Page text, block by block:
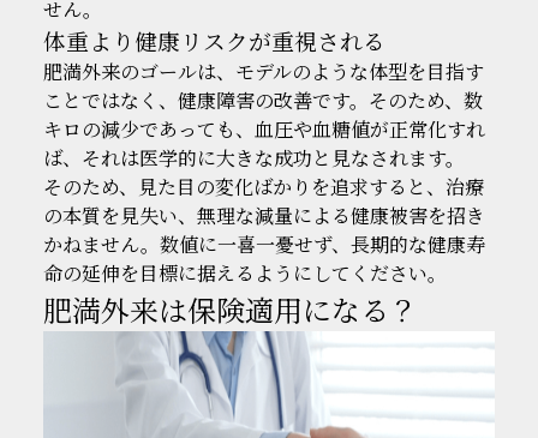
せん。
体重より健康リスクが重視される
肥満外来のゴールは、モデルのような体型を目指す
ことではなく、健康障害の改善です。そのため、数
キロの減少であっても、血圧や血糖値が正常化すれ
ば、それは医学的に大きな成功と見なされます。
そのため、見た目の変化ばかりを追求すると、治療
の本質を見失い、無理な減量による健康被害を招き
かねません。数値に一喜一憂せず、長期的な健康寿
命の延伸を目標に据えるようにしてください。
肥満外来は保険適用になる？